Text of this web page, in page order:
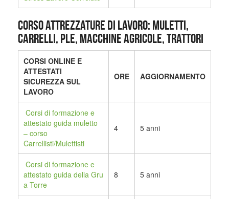
CORSO ATTREZZATURE DI LAVORO: MULETTI,
CARRELLI, PLE, MACCHINE AGRICOLE, TRATTORI
CORSI ONLINE E
ATTESTATI
SICUREZZA SUL
LAVORO
ORE AGGIORNAMENTO
Corsi di formazione e
attestato guida muletto
– corso
Carrellisti/Mulettisti
4 5 anni
Corsi di formazione e
attestato guida della Gru
a Torre
8 5 anni